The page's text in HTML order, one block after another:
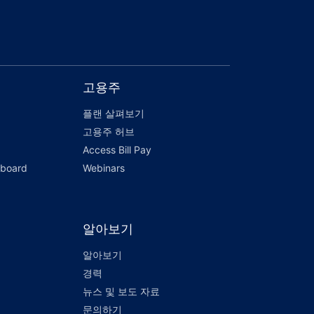
고용주
플랜 살펴보기
고용주 허브
Access Bill Pay
Webinars
알아보기
알아보기
경력
뉴스 및 보도 자료
문의하기